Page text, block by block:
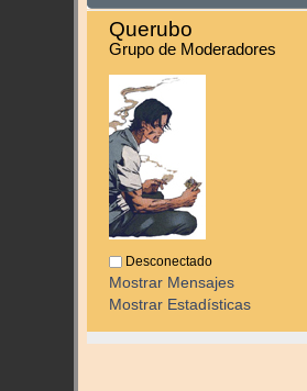
Querubo
Grupo de Moderadores
Desconectado
Mostrar Mensajes
Mostrar Estadísticas